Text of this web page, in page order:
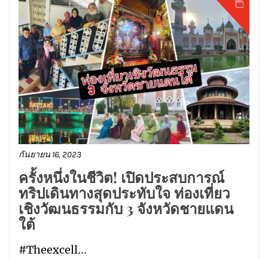
กันยายน 16, 2023
ครั้งหนึ่งในชีวิต! เปิดประสบการณ์
ทริปเดินทางสุดประทับใจ ท่องเที่ยว
เชิงวัฒนธรรมกับ 3 จังหวัดชายแดน
ใต้
#Theexcell...